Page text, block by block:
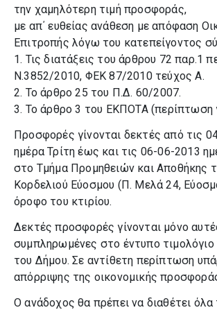
την χαμηλότερη τιμή προσφοράς,
με απ΄ ευθείας ανάθεση με απόφαση
Επιτροπής λόγω του κατεπείγοντος
1. Τις διατάξεις του άρθρου 72 παρ.1
Ν.3852/2010, ΦΕΚ 87/2010 τεύχος Α.
2. Το άρθρο 25 του Π.Δ. 60/2007.
3. Το άρθρο 3 του ΕΚΠΟΤΑ (περίπτωση
Προσφορές γίνονται δεκτές από τις
ημέρα Τρίτη έως και τις 06-06-2013
στο Τμήμα Προμηθειών και Αποθήκης
Κορδελιού Εύοσμου (Π. Μελά 24,
όροφο του κτιρίου.
Δεκτές προσφορές γίνονται μόνο
συμπληρωμένες στο έντυπο
του Δήμου. Σε αντίθετη περίπτωση
απόρριψης της οικονομικής
Ο ανάδοχος θα πρέπει να διαθέτει